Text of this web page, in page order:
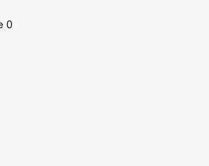
0